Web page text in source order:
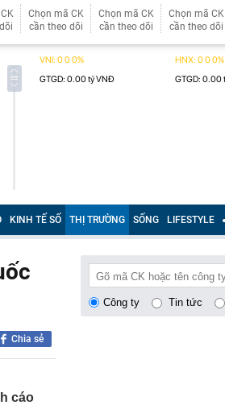
Chọn mã CK
cần theo dõi
Chọn mã CK
cần theo dõi
Chọn mã CK
cần theo dõi
KINH TẾ SỐ THỊ TRƯỜNG SỐNG LIFESTYLE
Chia sẻ
cáo
Công ty Tin tức